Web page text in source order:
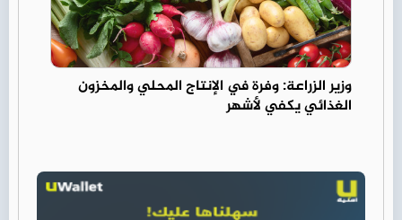
وزير الزراعة: وفرة في الإنتاج المحلي والمخزون
الغذائي يكفي لأشهر